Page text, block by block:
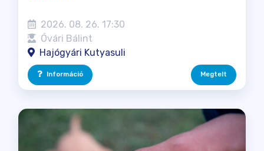
2026. 08. 26. 17:30
Óvári Bálint
Hajógyári Kutyasuli
Információ Megtelt